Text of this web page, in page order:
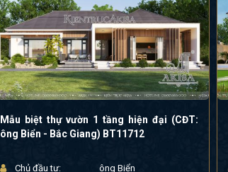
Mẫu biệt thự vườn 1 tầng hiện đại (CĐT:
ông Biển - Bắc Giang) BT11712
Chủ đầu tư:
ông Biển